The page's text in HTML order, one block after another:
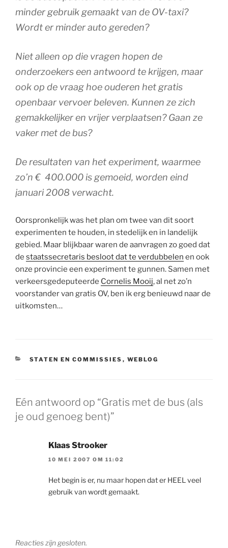
minder gebruik gemaakt van de OV-taxi?
Wordt er minder auto gereden?
Niet alleen op die vragen hopen de
onderzoekers een antwoord te krijgen, maar
ook op de vraag hoe ouderen het gratis
openbaar vervoer beleven. Kunnen ze zich
gemakkelijker en vrijer verplaatsen? Gaan ze
vaker met de bus?
De resultaten van het experiment, waarmee
zo’n € 400.000 is gemoeid, worden eind
januari 2008 verwacht.
Oorspronkelijk was het plan om twee van dit soort
experimenten te houden, in stedelijk en in landelijk
gebied. Maar blijkbaar waren de aanvragen zo goed dat
de staatssecretaris besloot dat te verdubbelen en ook
onze provincie een experiment te gunnen. Samen met
verkeersgedeputeerde Cornelis Mooij, al net zo’n
voorstander van gratis OV, ben ik erg benieuwd naar de
uitkomsten…
CATEGORIEËN
STATEN EN COMMISSIES , WEBLOG
Eén antwoord op “Gratis met de bus (als
je oud genoeg bent)”
Klaas Strooker
10 MEI 2007 OM 11:02
Het begin is er, nu maar hopen dat er HEEL veel
gebruik van wordt gemaakt.
Reacties zijn gesloten.